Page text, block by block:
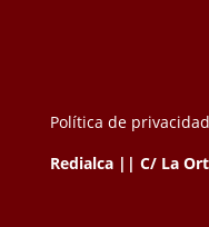
Política de
Redialca || C/ La